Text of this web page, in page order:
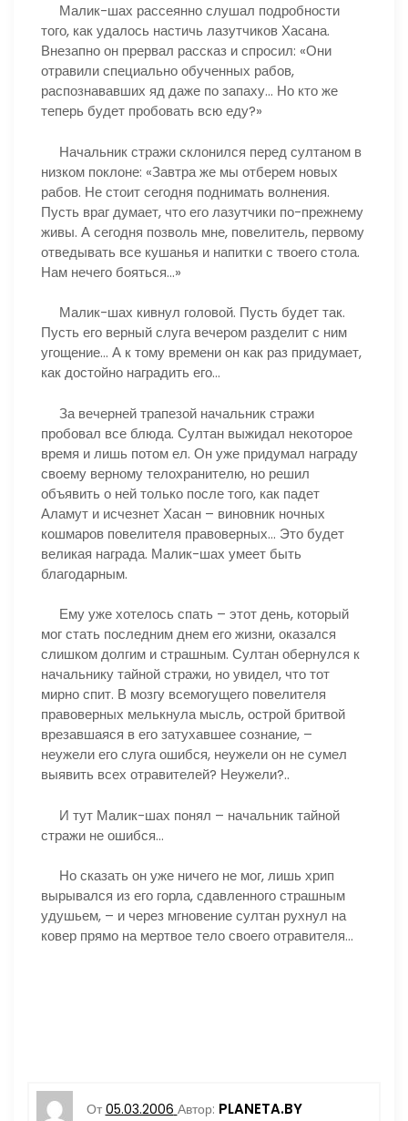
Малик-шах рассеянно слушал подробности
того, как удалось настичь лазутчиков Хасана.
Внезапно он прервал рассказ и спросил: «Они
отравили специально обученных рабов,
распознававших яд даже по запаху… Но кто же
теперь будет пробовать всю еду?»
Начальник стражи склонился перед султаном в
низком поклоне: «Завтра же мы отберем новых
рабов. Не стоит сегодня поднимать волнения.
Пусть враг думает, что его лазутчики по-прежнему
живы. А сегодня позволь мне, повелитель, первому
отведывать все кушанья и напитки с твоего стола.
Нам нечего бояться…»
Малик-шах кивнул головой. Пусть будет так.
Пусть его верный слуга вечером разделит с ним
угощение… А к тому времени он как раз придумает,
как достойно наградить его…
За вечерней трапезой начальник стражи
пробовал все блюда. Султан выжидал некоторое
время и лишь потом ел. Он уже придумал награду
своему верному телохранителю, но решил
объявить о ней только после того, как падет
Аламут и исчезнет Хасан – виновник ночных
кошмаров повелителя правоверных… Это будет
великая награда. Малик-шах умеет быть
благодарным.
Ему уже хотелось спать – этот день, который
мог стать последним днем его жизни, оказался
слишком долгим и страшным. Султан обернулся к
начальнику тайной стражи, но увидел, что тот
мирно спит. В мозгу всемогущего повелителя
правоверных мелькнула мысль, острой бритвой
врезавшаяся в его затухавшее сознание, –
неужели его слуга ошибся, неужели он не сумел
выявить всех отравителей? Неужели?..
И тут Малик-шах понял – начальник тайной
стражи не ошибся…
Но сказать он уже ничего не мог, лишь хрип
вырывался из его горла, сдавленного страшным
удушьем, – и через мгновение султан рухнул на
ковер прямо на мертвое тело своего отравителя…
От 05.03.2006 Автор: PLANETA.BY